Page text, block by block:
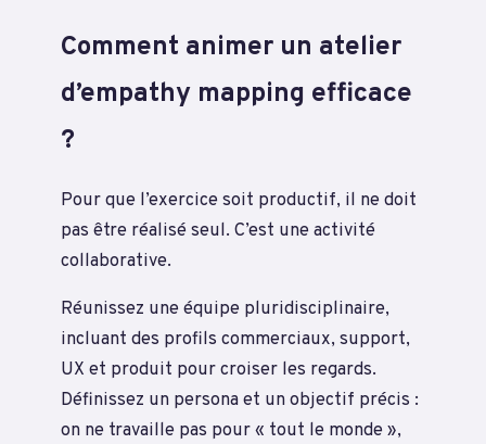
Comment animer un atelier
d’empathy mapping efficace
?
Pour que l’exercice soit productif, il ne doit
pas être réalisé seul. C’est une activité
collaborative.
Réunissez une équipe pluridisciplinaire,
incluant des profils commerciaux, support,
UX et produit pour croiser les regards.
Définissez un persona et un objectif précis :
on ne travaille pas pour « tout le monde »,